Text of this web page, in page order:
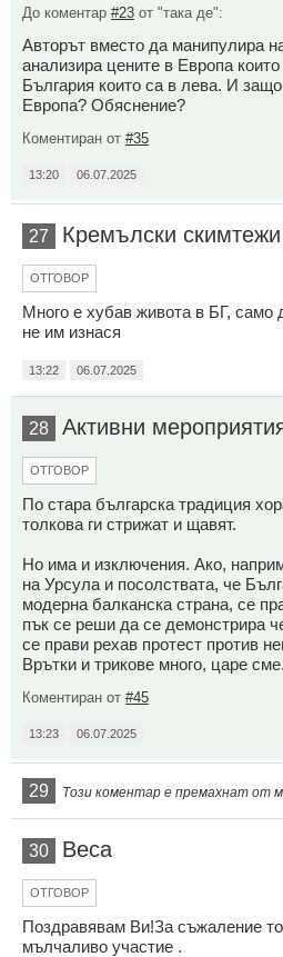
До коментар #23 от "така де":
Авторът вместо да манипулира
анализира цените в Европа
България които са в лева. И
Европа? Обяснение?
Коментиран от #35
13:20 06.07.2025
27 Кремълски скимтежи
ОТГОВОР
Много е хубав живота в БГ, само
не им изнася
13:22 06.07.2025
28 Активни
ОТГОВОР
По стара българска традиция
толкова ги стрижат и щавят.
Но има и изключения. Ако,
на Урсула и посолствата, че
модерна балканска страна, се
пък се реши да се демонстрира
се прави рехав протест против
Врътки и трикове много, царе сме.
Коментиран от #45
13:23 06.07.2025
29 Този коментар е премахнат от
30 Веса
ОТГОВОР
Поздравявам Ви!За съжаление
мълчаливо участие .